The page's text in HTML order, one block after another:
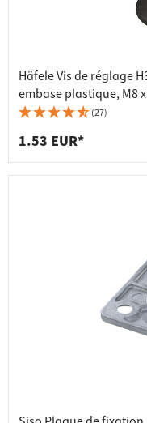
Häfele Vis de réglage
embase plastique, M8
(27)
1.53 EUR*